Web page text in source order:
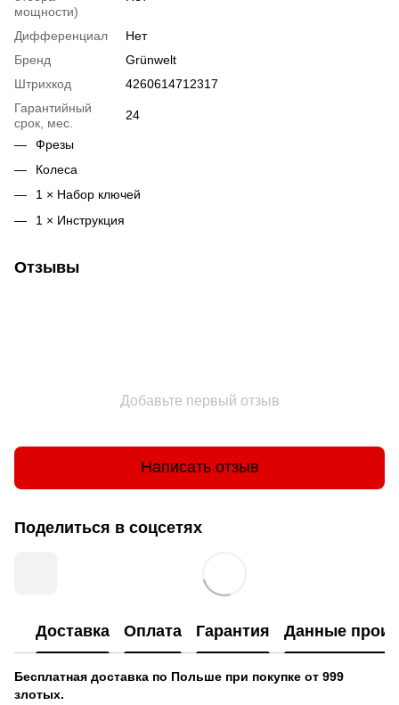
мощности)
Дифференциал
Нет
Бренд
Grünwelt
Штрихкод
4260614712317
Гарантийный
срок, мес.
24
Фрезы
Колеса
1 × Набор ключей
1 × Инструкция
Отзывы
Добавьте первый отзыв
Написать отзыв
Поделиться в соцсетях
Доставка Оплата Гарантия Данные
Бесплатная доставка по Польше при покупке от 999
злотых.